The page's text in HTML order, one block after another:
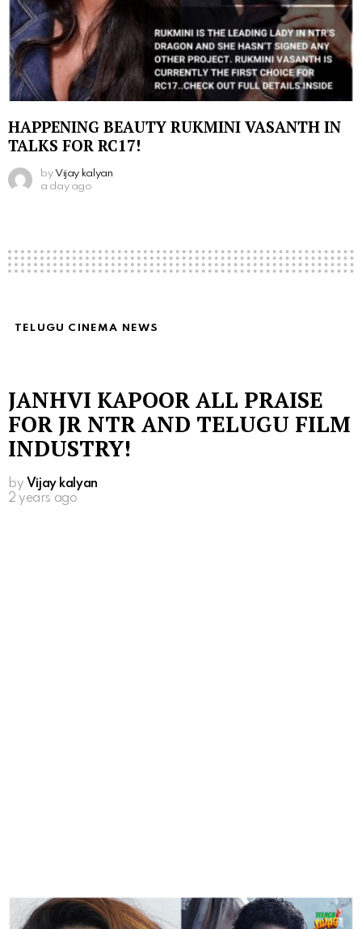
HAPPENING BEAUTY RUKMINI VASANTH IN
TALKS FOR RC17!
by Vijay kalyan
a day ago
TELUGU CINEMA NEWS
JANHVI KAPOOR ALL PRAISE
FOR JR NTR AND TELUGU FILM
INDUSTRY!
by Vijay kalyan
2 years ago